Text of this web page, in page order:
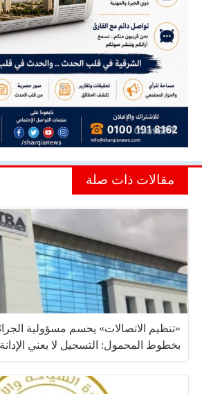
مقالات ذات صلة
«تنظيم الاتصالات» يحسم مسؤولية
بخطوط المحمول: التسجيل لا يعني الإدانة